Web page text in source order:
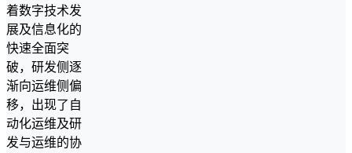
着数字技术发
展及信息化的
快速全面突
破，研发侧逐
渐向运维侧偏
移，出现了自
动化运维及研
发与运维的协